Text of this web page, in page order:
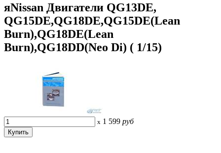
яNissan Двигатели QG13DE,
QG15DE,QG18DE,QG15DE(Lean
Burn),QG18DE(Lean
Burn),QG18DD(Neo Di) ( 1/15)
x 1 599 руб